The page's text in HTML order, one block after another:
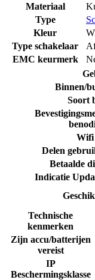
Materiaal
Type
Kleur
Type schakelaar
EMC keurmerk
Binnen/
Soort
Wifi
Delen
Betaalde
Indicatie
Technische
kenmerken
Zijn accu/batterijen
vereist
IP
Beschermingsklasse